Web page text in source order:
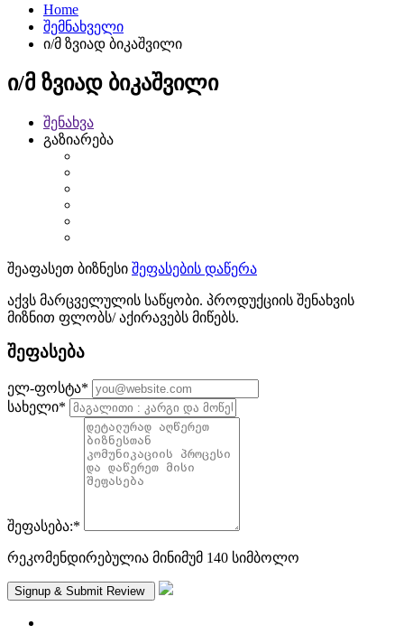
Home
შემნახველი
ი/მ ზვიად ბიკაშვილი
ი/მ ზვიად ბიკაშვილი
შენახვა
გაზიარება
შეაფასეთ ბიზნესი შეფასების დაწერა
აქვს მარცველულის საწყობი. პროდუქციის შენახვის
მიზნით ფლობს/ აქირავებს მიწებს.
შეფასება
ელ-ფოსტა*
სახელი*
შეფასება:*
რეკომენდირებულია მინიმუმ 140 სიმბოლო